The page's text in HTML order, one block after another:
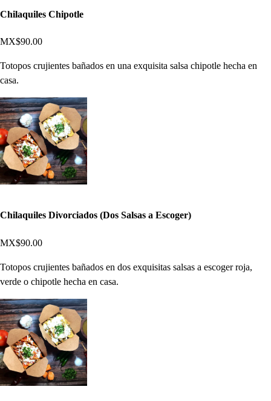
Chilaquiles Chipotle
MX$90.00
Totopos crujientes bañados en una exquisita salsa chipotle hecha en
casa.
Chilaquiles Divorciados (Dos Salsas a Escoger)
MX$90.00
Totopos crujientes bañados en dos exquisitas salsas a escoger roja,
verde o chipotle hecha en casa.